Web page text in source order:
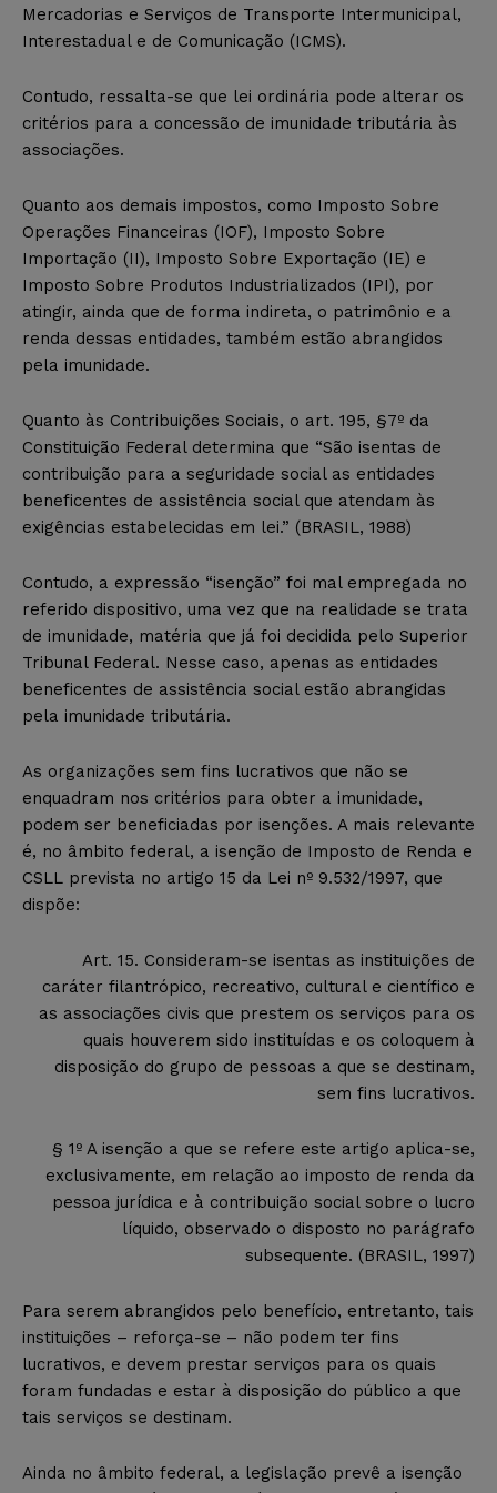
Mercadorias e Serviços de Transporte Intermunicipal,
Interestadual e de Comunicação (ICMS).
Contudo, ressalta-se que lei ordinária pode alterar os
critérios para a concessão de imunidade tributária às
associações.
Quanto aos demais impostos, como Imposto Sobre
Operações Financeiras (IOF), Imposto Sobre
Importação (II), Imposto Sobre Exportação (IE) e
Imposto Sobre Produtos Industrializados (IPI), por
atingir, ainda que de forma indireta, o patrimônio e a
renda dessas entidades, também estão abrangidos
pela imunidade.
Quanto às Contribuições Sociais, o art. 195, §7º da
Constituição Federal determina que “São isentas de
contribuição para a seguridade social as entidades
beneficentes de assistência social que atendam às
exigências estabelecidas em lei.” (BRASIL, 1988)
Contudo, a expressão “isenção” foi mal empregada no
referido dispositivo, uma vez que na realidade se trata
de imunidade, matéria que já foi decidida pelo Superior
Tribunal Federal. Nesse caso, apenas as entidades
beneficentes de assistência socialestão abrangidas
pela imunidade tributária.
As organizações sem fins lucrativos que não se
enquadram nos critérios para obter a imunidade,
podem ser beneficiadas por isenções. A mais relevante
é, no âmbito federal, a isenção de Imposto de Renda e
CSLL prevista no artigo 15 da Lei nº 9.532/1997, que
dispõe:
Art. 15. Consideram-se isentas as instituições de
caráter filantrópico, recreativo, cultural e científico e
as associações civis que prestem os serviços para os
quais houverem sido instituídas e os coloquem à
disposição do grupo de pessoas a que se destinam,
sem fins lucrativos.
§ 1º A isenção a que se refere este artigo aplica-se,
exclusivamente, em relação ao imposto de renda da
pessoa jurídica e à contribuição social sobre o lucro
líquido, observado o disposto no parágrafo
subsequente. (BRASIL, 1997)
Para serem abrangidos pelo benefício, entretanto, tais
instituições – reforça-se – não podem ter fins
lucrativos, e devem prestar serviços para os quais
foram fundadas e estar à disposição do público a que
tais serviços se destinam.
Ainda no âmbito federal, a legislação prevê a isenção